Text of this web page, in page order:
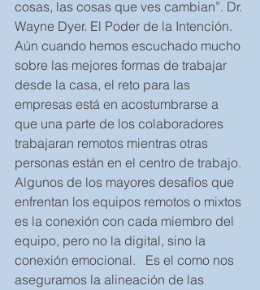
cosas, las cosas que ves cambian”. Dr.
Wayne Dyer. El Poder de la Intención.
Aún cuando hemos escuchado mucho
sobre las mejores formas de trabajar
desde la casa, el reto para las
empresas está en acostumbrarse a
que una parte de los colaboradores
trabajaran remotos mientras otras
personas están en el centro de trabajo.
Algunos de los mayores desafíos que
enfrentan los equipos remotos o mixtos
es la conexión con cada miembro del
equipo, pero no la digital, sino la
conexión emocional.   Es el como nos
aseguramos la alineación de las